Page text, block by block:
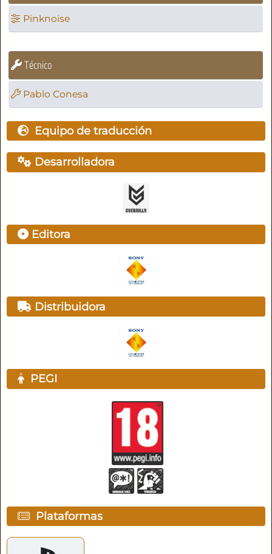
Pinknoise
Técnico
Pablo Conesa
Equipo de traducción
Desarrolladora
Editora
Distribuidora
PEGI
Plataformas